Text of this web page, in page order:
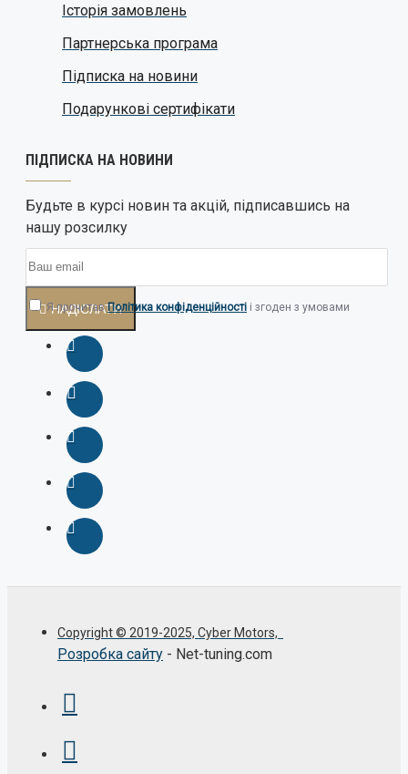
Історія замовлень
Партнерська програма
Підписка на новини
Подарункові сертифікати
ПІДПИСКА НА НОВИНИ
Будьте в курсі новин та акцій, підписавшись на
нашу розсилку
НАДІСЛАТИ
Я прочитавПолітика конфіденційності і згоден з умовами
Copyright © 2019-2025, Cyber Motors,
Розробка сайту - Net-tuning.com